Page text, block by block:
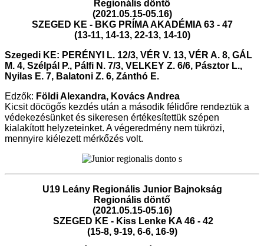
Regionális döntő
(2021.05.15-05.16)
SZEGED KE - BKG PRÍMA AKADÉMIA 63 - 47
(13-11, 14-13, 22-13, 14-10)
Szegedi KE: PERÉNYI L. 12/3, VÉR V. 13, VÉR A. 8, GÁL
M. 4, Szélpál P., Pálfi N. 7/3, VELKEY Z. 6/6, Pásztor L.,
Nyilas E. 7, Balatoni Z. 6, Zánthó E.
Edzők: Földi Alexandra, Kovács Andrea
Kicsit döcögős kezdés után a második félidőre rendeztük a
védekezésünket és sikeresen értékesítettük szépen
kialakított helyzeteinket. A végeredmény nem tükrözi,
mennyire kiélezett mérkőzés volt.
U19 Leány Regionális Junior Bajnokság
Regionális döntő
(2021.05.15-05.16)
SZEGED KE - Kiss Lenke KA 46 - 42
(15-8, 9-19, 6-6, 16-9)